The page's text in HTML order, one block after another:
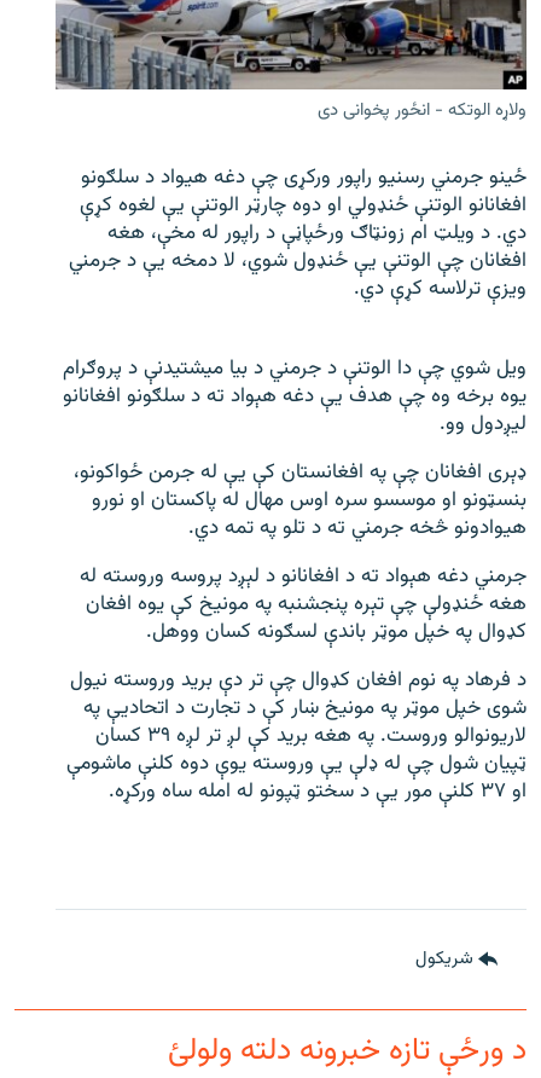
اړیکه
دري پاڼه
Azadi English
راسره ملګري شئ
د ازادې اروپا/ ازادي راډيو ټولې پاڼې
ولاړه الوتکه - انځور پخوانی دی
ځینو جرمني رسنیو راپور ورکړی چې دغه هیواد د سلګونو
افغانانو الوتنې ځنډولي او دوه چارټر الوتنې یې لغوه کړې
دي. د ویلټ ام زونټاګ ورځپاڼې د راپور له مخې، هغه
افغانان چې الوتنې یې ځنډول شوي، لا دمخه یې د جرمني
ویزې ترلاسه کړې دي.
ویل شوي چې دا الوتنې د جرمني د بیا میشتیدنې د پروګرام
یوه برخه وه چې هدف یې دغه هېواد ته د سلګونو افغانانو
لیږدول وو.
ډېری افغانان چې په افغانستان کې یې له جرمن ځواکونو،
بنسټونو او موسسو سره اوس مهال له پاکستان او نورو
هیوادونو څخه جرمني ته د تلو په تمه دي.
جرمني دغه هېواد ته د افغانانو د لېږد پروسه وروسته له
هغه ځنډولې چې تېره پنجشنبه په مونیخ کې یوه افغان
کډوال په خپل موټر باندې لسګونه کسان ووهل.
د فرهاد په نوم افغان کډوال چې تر دې برید وروسته نیول
شوی خپل موټر په مونیخ ښار کې د تجارت د اتحادیې په
لاریونوالو وروست. په هغه برید کې لږ تر لږه ۳۹ کسان
ټپیان شول چې له ډلې یې وروسته یوې دوه کلنې ماشومې
او ۳۷ کلنې مور یې د سختو ټپونو له امله ساه ورکړه.
شريکول
د ورځې تازه خبرونه دلته ولولئ